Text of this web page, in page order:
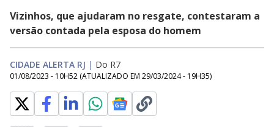
Vizinhos, que ajudaram no resgate, contestaram a
versão contada pela esposa do homem
CIDADE ALERTA RJ | Do R7
01/08/2023 - 10H52 (ATUALIZADO EM 29/03/2024 - 19H35)